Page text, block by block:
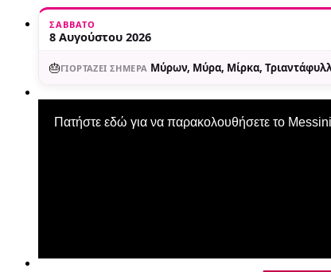
ΣΆΒΒΑΤΟ
8 Αυγούστου 2026
🎂ΓΙΟΡΤΆΖΕΙ ΣΉΜΕΡΑ Μύρων, Μύρα, Μίρκα,
Πατήστε εδώ για να παρακολουθήσετε το